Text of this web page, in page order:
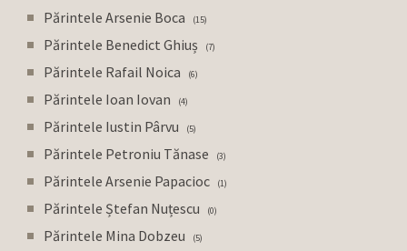
Părintele Arsenie Boca 15
Părintele Benedict Ghiuș 7
Părintele Rafail Noica 6
Părintele Ioan Iovan 4
Părintele Iustin Pârvu 5
Părintele Petroniu Tănase 3
Părintele Arsenie Papacioc 1
Părintele Ștefan Nuțescu 0
Părintele Mina Dobzeu 5